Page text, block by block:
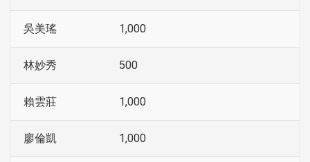
吳美瑤 1,000
林妙秀 500
賴雲莊 1,000
廖倫凱 1,000